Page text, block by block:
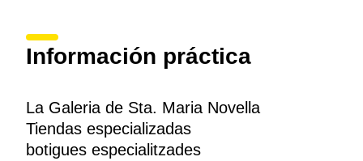
Información práctica
La Galeria de Sta. Maria Novella
Tiendas especializadas
botigues especialitzades